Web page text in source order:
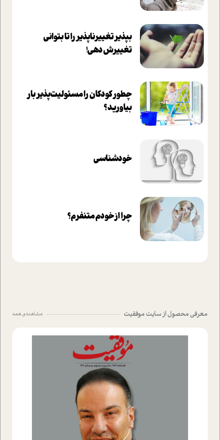
بپذير تغييرناپذير را تا بتواني
تغييرش دهي!‏
چطور کودکان را مسئولیت‌پذیر بار
بیاورید؟
خودشناسی
چرا از خودم متنفرم؟
معرفی محصول از سایت موفقیت مشاهده ی همه